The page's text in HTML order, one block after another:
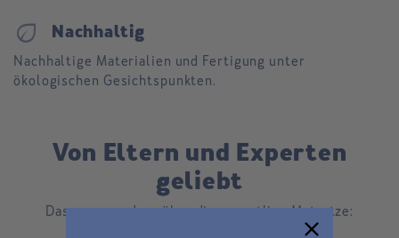
eco Nachhaltig
Nachhaltige Materialien und Fertigung unter
ökologischen Gesichtspunkten.
Von Eltern und Experten
geliebt
Das sagen andere über die sproutling Matratze: